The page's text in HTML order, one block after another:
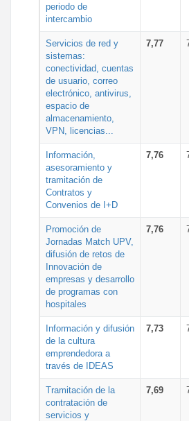
periodo de
intercambio
Servicios de red y
sistemas:
conectividad, cuentas
de usuario, correo
electrónico, antivirus,
espacio de
almacenamiento,
VPN, licencias...
7,77
Información,
asesoramiento y
tramitación de
Contratos y
Convenios de I+D
7,76
Promoción de
Jornadas Match UPV,
difusión de retos de
Innovación de
empresas y desarrollo
de programas con
hospitales
7,76
Información y difusión
de la cultura
emprendedora a
través de IDEAS
7,73
Tramitación de la
contratación de
servicios y
7,69